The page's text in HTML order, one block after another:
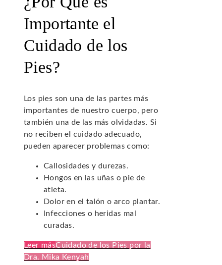
Importante el
Cuidado de los
Pies?
Los pies son una de las partes más
importantes de nuestro cuerpo, pero
también una de las más olvidadas. Si
no reciben el cuidado adecuado,
pueden aparecer problemas como:
Callosidades y durezas.
Hongos en las uñas o pie de
atleta.
Dolor en el talón o arco plantar.
Infecciones o heridas mal
curadas.
Leer másCuidado de los Pies por la
Dra. Mika Kenyah